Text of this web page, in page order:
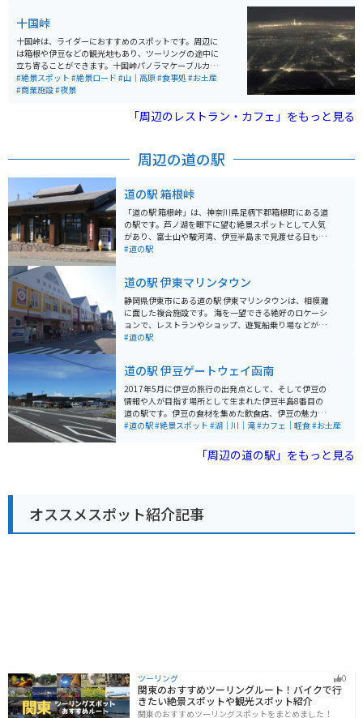
の海を一望でき、景色も楽しむことができます。館内の
レストランでは地元の食材を使用した料理が楽しめま
す。アクセスも良好で、熱海駅から車で約10分の場所に
あります。
十国峠
十国峠は、ライダーにおすすめのスポットです。周辺に
は箱根や伊豆などの観光地もあり、ツーリングの途中に
立ち寄ることができます。十国峠パノラマケーブルカー
を利用することで、景色を楽しみながら山頂まで行くこ
ともできます。山頂からは360度の大パノラマが広が
#絶景スポット #絶景ロード #山｜高原#食事処 #お土産
#商業施設#夜景
「周辺のレストラン・カフェ」をもっと見る
周辺の道の駅
道の駅 箱根峠
「道の駅 箱根峠」は、神奈川県足柄下郡箱根町にある道
の駅です。芦ノ湖を眼下に望む絶景スポットとして人気
があり、富士山や駿河湾、伊豆半島まで見渡せる日もあ
ります。 駅内には、地元の食材を使った食事処や、箱根
シのある麺と、地元産の野菜やキノコをたっぷり使った
温かい一品です。 バイクで訪れる際は、駐車場からの眺
めが最高なので、ぜひ愛車を停めて絶景を楽しんでくだ
さい。また、周辺にはワインディングロードが続くた
め、ツーリングスポットとしてもおすすめです。 【その
動あり) * 定休日: 年中無休 (施設により異なる場合あり)
#道の駅
道の駅 伊東マリンタウン
静岡県伊東市にある道の駅 伊東マリンタウンは、相模灘
に面した複合施設です。 海を一望できる絶好のロケーシ
ョンで、レストランやショップ、遊覧船乗り場などが併
設されています。 新鮮な海の幸を味わえる飲食店や、地
を眺めることができます。 バイクで訪れる場合は、道の
駅に隣接する無料駐車場が利用できます。 周辺には、城
ヶ崎海岸や大室山など、風光明媚な観光スポットも点在
しており、ツーリングの拠点としても最適です。 伊東マ
リンタウンは、海と山の幸を満喫できる、魅力的な観光
#道の駅
道の駅 伊豆ゲートウェイ函南
2017年5月に伊豆の旅行の出発点として、そして伊豆の
情報や人が目指す場所として生まれた伊豆半島8番目の
道の駅です。伊豆の食材を集めた飲食店、伊豆の魅力を
感じさせる物販店、そして情報を発信する案内所、さら
ディア、そして本にも載っていない「伊豆の魅力」がぎ
っしり詰まった施設が集まっています。
#道の駅#絶景スポット #湖｜川｜滝#カフェ｜軽食#お土産
「周辺の道の駅」をもっと見る
オススメスポット紹介記事
ツーリング 0
関東のおすすめツーリングルート！バイクで行
きたい絶景スポットや観光スポット紹介
関東のおすすめツーリングスポットをまとめました！